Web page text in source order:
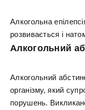
Алкогольна
розвивається і
Алкогольний
Алкогольний
організму, який
порушень.